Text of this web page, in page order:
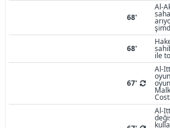
68'
Al-
68'
ile
67'
Al-
Al-